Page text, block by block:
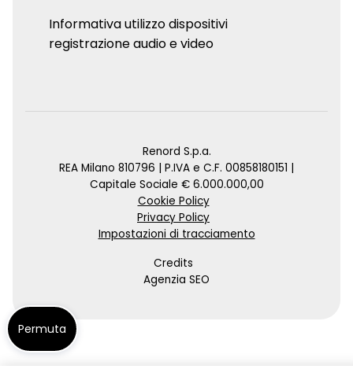
Informativa utilizzo dispositivi
registrazione audio e video
Renord S.p.a.
REA Milano 810796 | P.IVA e C.F. 00858180151 |
Capitale Sociale € 6.000.000,00
Cookie Policy
Privacy Policy
Impostazioni di tracciamento
Credits
Agenzia SEO
Permuta